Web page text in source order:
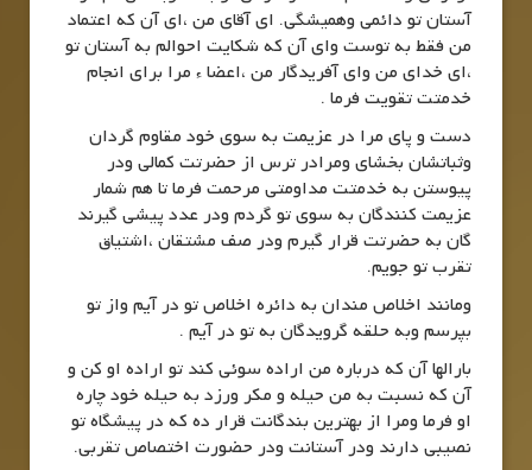
آستان تو دائمی وهمیشگی. ای آقای من ،ای آن که اعتماد
من فقط به توست وای آن که شکایت احوالم به آستان تو
،ای خدای من وای آفریدگار من ،اعضا ء مرا برای انجام
خدمتت تقویت فرما .
دست و پای مرا در عزیمت به سوی خود مقاوم گردان
وثباتشان بخشای ومرادر ترس از حضرتت کمالی ودر
پیوستن به خدمتت مداومتی مرحمت فرما تا هم شمار
عزیمت کنندگان به سوی تو گردم ودر عدد پیشی گیرند
گان به حضرتت قرار گیرم ودر صف مشتقان ،اشتیاق
تقرب تو جویم.
ومانند اخلاص مندان به دائره اخلاص تو در آیم واز تو
بپرسم وبه حلقه گرویدگان به تو در آیم .
بارالها آن که درباره من اراده سوئی کند تو اراده او کن و
آن که نسبت به من حیله و مکر ورزد به حیله خود چاره
او فرما ومرا از بهترین بندگانت قرار ده که در پیشگاه تو
نصیبی دارند ودر آستانت ودر حضورت اختصاص تقربی.